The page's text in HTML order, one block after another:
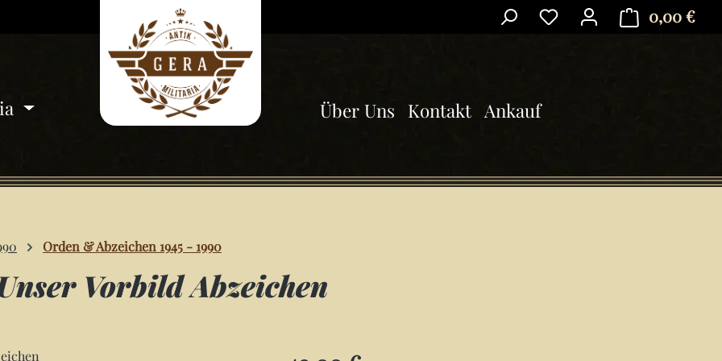
0,00 €
Über Uns Kontakt Ankauf
Orden & Abzeichen 1945 - 1990
Vorbild Abzeichen
Regulärer Preis: